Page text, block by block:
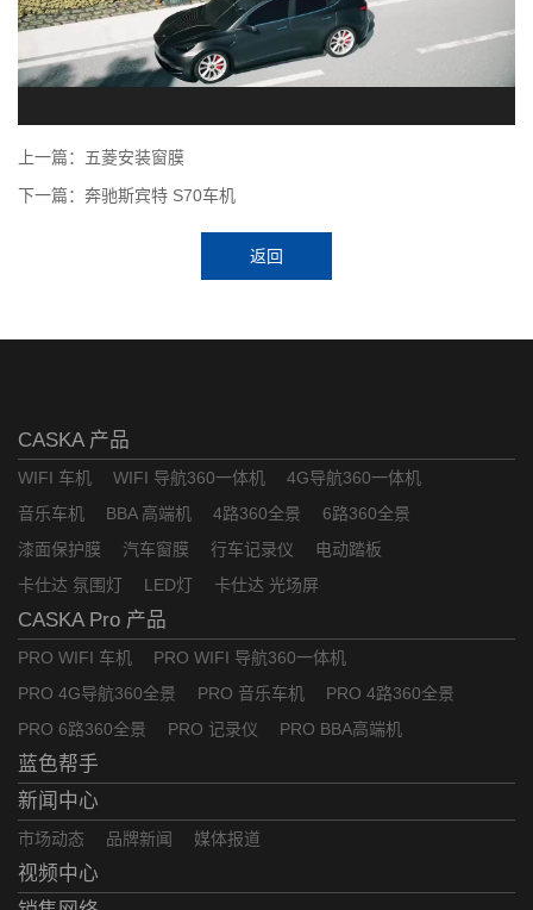
上一篇：五菱安装窗膜
下一篇：奔驰斯宾特 S70车机
返回
CASKA 产品
WIFI 车机 WIFI 导航360一体机
4G导航360一体机
音乐车机
BBA 高端机 4路360全景
6路360全景
漆面保护膜
汽车窗膜 行车记录仪
电动踏板
卡仕达 氛围灯
LED灯 卡仕达 光场屏
CASKA Pro 产品
PRO WIFI 车机
PRO WIFI 导航360一体机
PRO 4G导航360全景
PRO 音乐车机
PRO 4路360全景
PRO 6路360全景
PRO 记录仪 PRO BBA高端机
蓝色帮手
新闻中心
市场动态 品牌新闻 媒体报道
视频中心